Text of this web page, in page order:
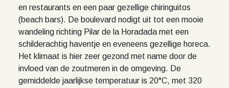
en restaurants en een paar gezellige chiringuitos
(beach bars). De boulevard nodigt uit tot een mooie
wandeling richting Pilar de la Horadada met een
schilderachtig haventje en eveneens gezellige horeca.
Het klimaat is hier zeer gezond met name door de
invloed van de zoutmeren in de omgeving. De
gemiddelde jaarlijkse temperatuur is 20°C, met 320